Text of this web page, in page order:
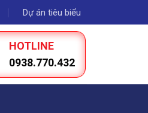
Dự án tiêu biểu
HOTLINE
0938.770.432